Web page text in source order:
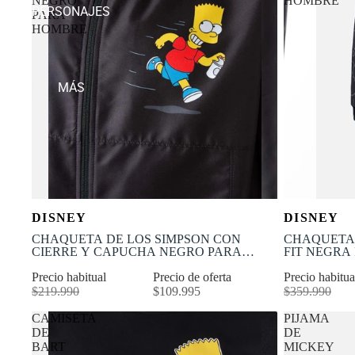
PERSONAJES
MÁS
PARA
HOMBRE
-50% OFF
XS S M L XL
DISNEY
CHAQUETA DE LOS SIMPSON CON
CIERRE Y CAPUCHA NEGRO PARA
Precio de oferta
$109.995
Precio habitual
$219.990
-50% OFF
XS
DISNEY
FIT NEGRA
Precio
$359.990
CAMISETA
DE
BART
PIJAMA
DE
MICKEY